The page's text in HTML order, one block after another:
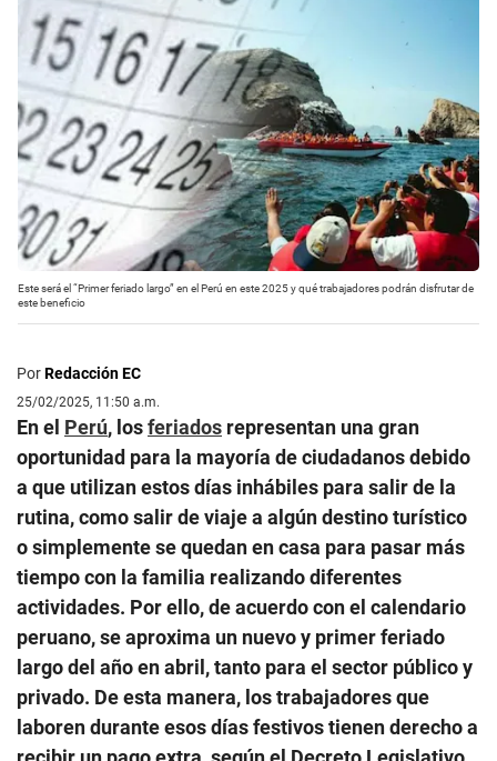
Este será el “Primer feriado largo” en el Perú en este 2025 y qué trabajadores podrán disfrutar de
este beneficio
PorRedacción EC
25/02/2025, 11:50 a.m.
En el Perú, losferiados representan una gran
oportunidad para la mayoría de ciudadanos debido
a que utilizan estos días inhábiles para salir de la
rutina, como salir de viaje a algún destino turístico
o simplemente se quedan en casa para pasar más
tiempo con la familia realizando diferentes
actividades. Por ello, de acuerdo con el calendario
peruano, se aproxima un nuevo y primer feriado
largo del año en abril, tanto para el sector público y
privado. De esta manera, los trabajadores que
laboren durante esos días festivos tienen derecho a